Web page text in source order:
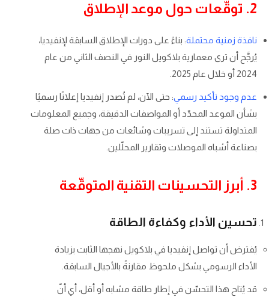
2. توقّعات حول موعد الإطلاق
نافذة زمنية محتملة: بناءً على دورات الإطلاق السابقة لإنفيديا،
يُرجَّح أن ترى معمارية بلاكويل النور في النصف الثاني من عام
2024 أو خلال عام 2025.
عدم وجود تأكيد رسمي: حتى الآن، لم تُصدر إنفيديا إعلانًا رسميًا
بشأن الموعد المحدّد أو المواصفات الدقيقة، وجميع المعلومات
المتداولة تستند إلى تسريبات وشائعات من جهات ذات صلة
بصناعة أشباه الموصلات وتقارير المحلّلين.
3. أبرز التحسينات التقنية المتوقّعة
تحسين الأداء وكفاءة الطاقة
يُفترض أن تواصل إنفيديا في بلاكويل نهجها الثابت بزيادة
الأداء الرسومي بشكل ملحوظ مقارنةً بالأجيال السابقة.
قد يُتاح هذا التحسّن في إطار طاقة مشابه أو أقل، أي أنّ